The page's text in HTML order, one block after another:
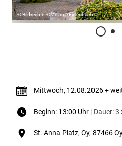
© Bildrechte: ©Melanie Fielenbach
Mittwoch, 12.08.2026 +
Beginn: 13:00 Uhr | Dauer: 3
St. Anna Platz, Oy, 87466